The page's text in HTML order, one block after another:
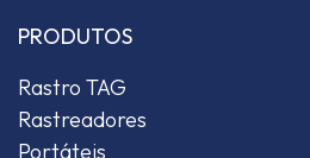
PRODUTOS
Rastro TAG
Rastreadores
Portáteis